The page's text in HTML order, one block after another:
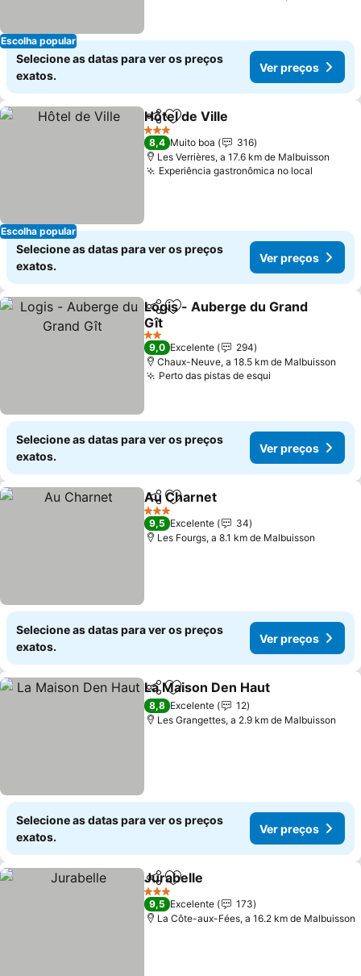
Escolha popular
Selecione as datas para ver os preços
exatos.
Ver preços
Escolha popular
PartilharAdicionar aos favoritos
Hôtel de Ville
3 Estrelas
8,4 Muito boa
316
Les Verrières, a 17.6 km de Malbuisson
Experiência gastronômica no local
Selecione as datas para ver os preços
exatos.
Ver preços
PartilharAdicionar aos favoritos
Logis - Auberge du Grand
Gît
Ver preços
2 Estrelas
9,0 Excelente
294
Chaux-Neuve, a 18.5 km de Malbuisson
Perto das pistas de esqui
Selecione as datas para ver os preços
exatos.
Ver preços
PartilharAdicionar aos favoritos
Au Charnet
3 Estrelas
9,5 Excelente
34
Les Fourgs, a 8.1 km de Malbuisson
Selecione as datas para ver os preços
exatos.
Ver preços
PartilharAdicionar aos favoritos
La Maison Den Haut
8,8 Excelente
12
Les Grangettes, a 2.9 km de Malbuisson
Selecione as datas para ver os preços
exatos.
Ver preços
PartilharAdicionar aos favoritos
Jurabelle
3 Estrelas
9,5 Excelente
173
La Côte-aux-Fées, a 16.2 km de Malbuisson